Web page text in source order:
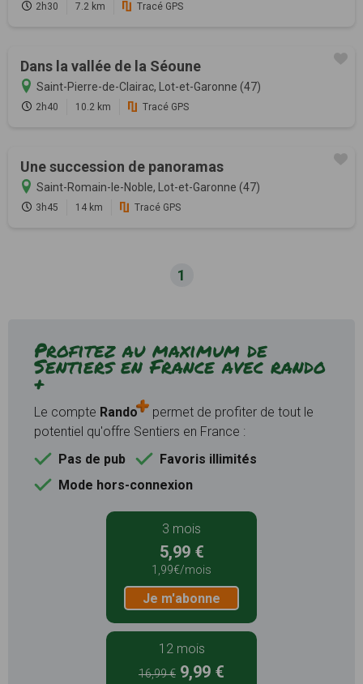
2h30 7.2 km Tracé GPS
Dans la vallée de la Séoune
Saint-Pierre-de-Clairac, Lot-et-Garonne (47)
2h40 10.2 km Tracé GPS
Une succession de panoramas
Saint-Romain-le-Noble, Lot-et-Garonne (47)
3h45 14 km Tracé GPS
1
Profitez au maximum de
Sentiers en France avec rando
+
Le compte Rando
permet de profiter de tout le
potentiel qu'offre Sentiers en France :
Pas de pub
Favoris illimités
Mode hors-connexion
3 mois
5,99 €
1,99€/mois
Je m'abonne
12 mois
16,99 € 9,99 €